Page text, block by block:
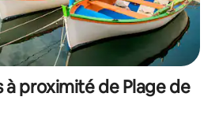
proximité de Plage de